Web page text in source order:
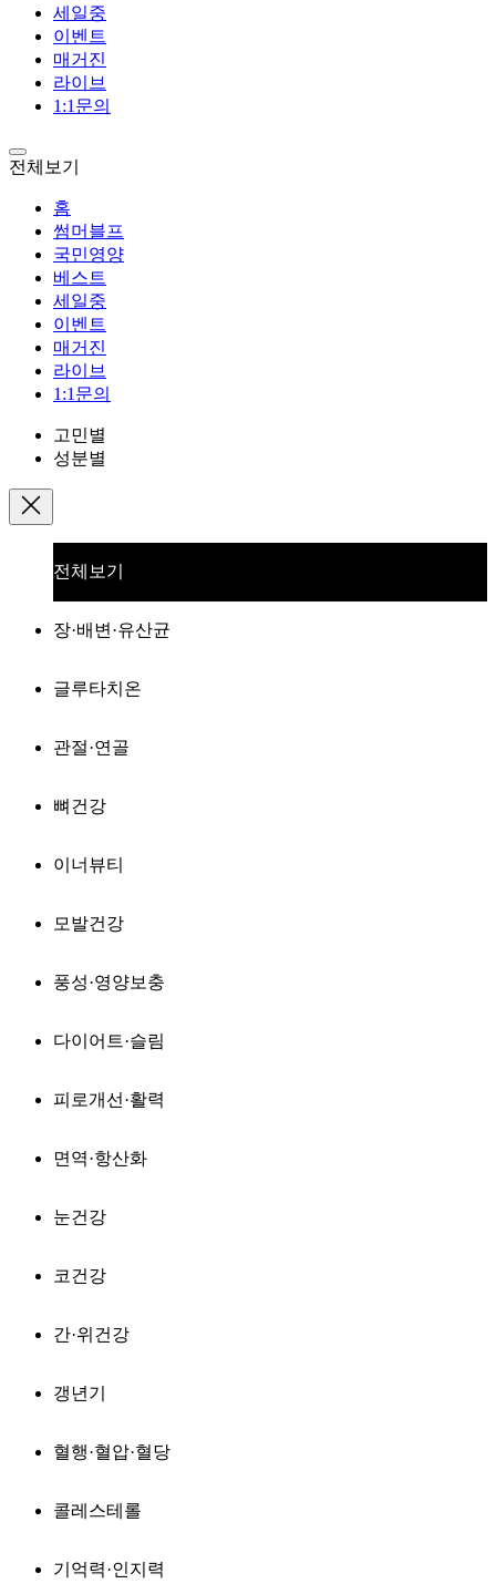
세일중
이벤트
매거진
라이브
1:1문의
전체보기
홈
썸머블프
국민영양
베스트
세일중
이벤트
매거진
라이브
1:1문의
고민별
성분별
전체보기
장·배변·유산균
글루타치온
관절·연골
뼈건강
이너뷰티
모발건강
풍성·영양보충
다이어트·슬림
피로개선·활력
면역·항산화
눈건강
코건강
간·위건강
갱년기
혈행·혈압·혈당
콜레스테롤
기억력·인지력